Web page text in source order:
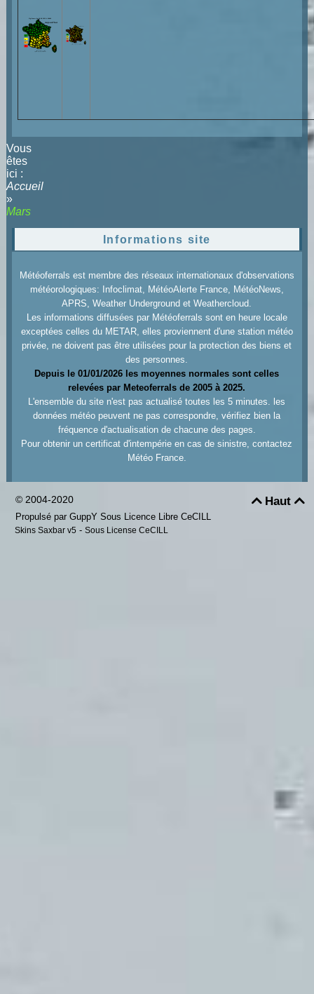
Vous
êtes
ici :
Accueil
»
Mars
Informations site
Météoferrals est membre des réseaux internationaux d'observations
météorologiques: Infoclimat, MétéoAlerte France, MétéoNews,
APRS, Weather Underground et Weathercloud.
Les informations diffusées par Météoferrals sont en heure locale
exceptées celles du METAR, elles proviennent d'une station météo
privée, ne doivent pas être utilisées pour la protection des biens et
des personnes.
Depuis le 01/01/2026 les moyennes normales sont celles
relevées par Meteoferrals de 2005 à 2025.
L'ensemble du site n'est pas actualisé toutes les 5 minutes. les
données météo peuvent ne pas correspondre, vérifiez bien la
fréquence d'actualisation de chacune des pages.
Pour obtenir un certificat d'intempérie en cas de sinistre, contactez
Météo France.
Haut
© 2004-2020
Propulsé par GuppY Sous Licence Libre CeCILL
Skins Saxbar v5 - Sous License CeCILL